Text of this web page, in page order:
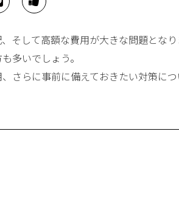
そして高額な費用が大きな問題となり
多いでしょう。
さらに事前に備えておきたい対策につ